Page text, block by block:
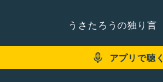
うさたろうの独り言
アプリで聴く